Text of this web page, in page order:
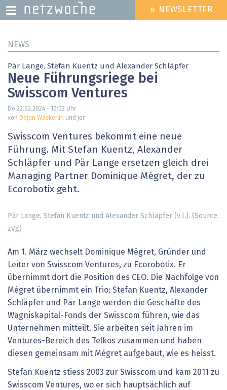
zum
HEADER
MENU
» NEWSLETTER
NEWS
Pär Lange, Stefan Kuentz und Alexander Schläpfer
Neue Führungsriege bei
Swisscom Ventures
Do 22.02.2024 - 10:02 Uhr
von Dejan Wäckerlin und jor
Swisscom Ventures bekommt eine neue
Führung. Mit Stefan Kuentz, Alexander
Schläpfer und Pär Lange ersetzen gleich drei
Managing Partner Dominique Mégret, der zu
Ecorobotix geht.
Pär Lange, Stefan Kuentz und Alexander Schläpfer (v.l.). (Source:
zVg)
Am 1. März wechselt Dominique Mégret, Gründer und
Leiter von Swisscom Ventures, zu Ecorobotix. Er
übernimmt dort die Position des CEO. Die Nachfolge von
Mégret übernimmt ein Trio: Stefan Kuentz, Alexander
Schläpfer und Pär Lange werden die Geschäfte des
Wagniskapital-Fonds der Swisscom führen, wie das
Unternehmen mitteilt. Sie arbeiten seit Jahren im
Ventures-Bereich des Telkos zusammen und haben
diesen gemeinsam mit Mégret aufgebaut, wie es heisst.
Stefan Kuentz stiess 2003 zur Swisscom und kam 2011 zu
Swisscom Ventures, wo er sich hauptsächlich auf